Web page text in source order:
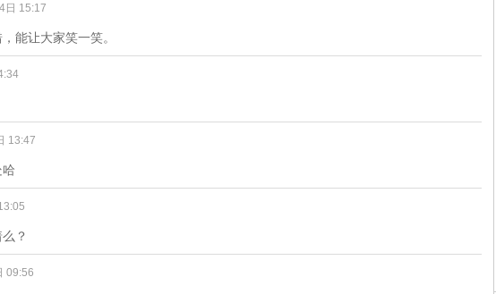
日 15:17
能让大家笑一笑。
13:47
？
09:56